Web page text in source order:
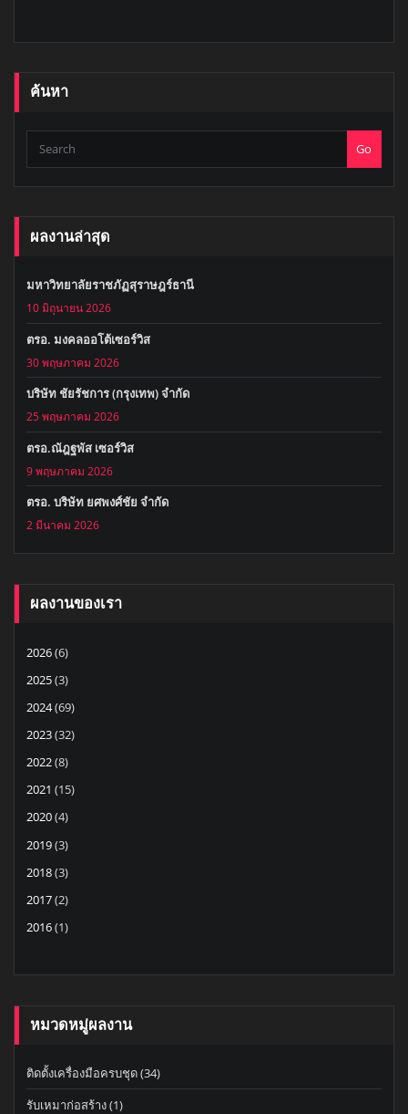
ค้นหา
Go
ผลงานล่าสุด
มหาวิทยาลัยราชภัฏสุราษฎร์ธานี
10 มิถุนายน 2026
ตรอ. มงคลออโต้เซอร์วิส
30 พฤษภาคม 2026
บริษัท ชัยรัชการ (กรุงเทพ) จำกัด
25 พฤษภาคม 2026
ตรอ.ณัฎฐพัส เซอร์วิส
9 พฤษภาคม 2026
ตรอ. บริษัท ยศพงศ์ชัย จำกัด
2 มีนาคม 2026
ผลงานของเรา
2026(6)
2025(3)
2024(69)
2023(32)
2022(8)
2021 (15)
2020(4)
2019(3)
2018(3)
2017(2)
2016(1)
หมวดหมู่ผลงาน
ติดตั้งเครื่องมือครบชุด(34)
รับเหมาก่อสร้าง(1)